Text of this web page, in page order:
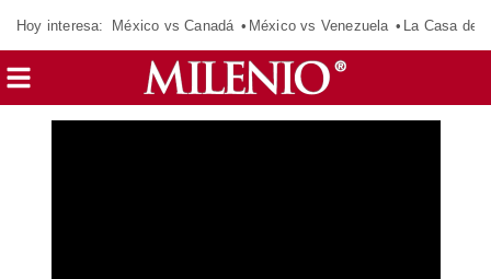
Hoy interesa: México vs Canadá México vs Venezuela La Casa de